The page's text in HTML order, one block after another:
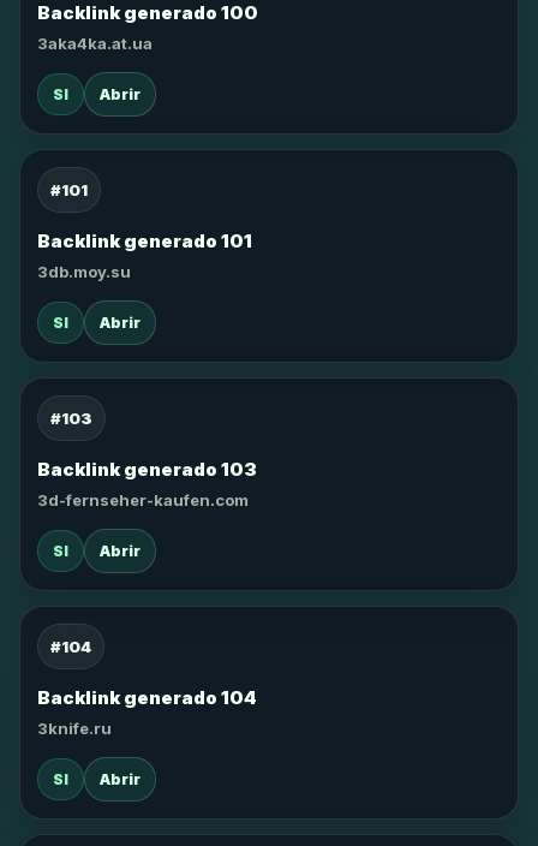
Backlink generado 100
3aka4ka.at.ua
SI Abrir
#101
Backlink generado 101
3db.moy.su
SI Abrir
#103
Backlink generado 103
3d-fernseher-kaufen.com
SI Abrir
#104
Backlink generado 104
3knife.ru
SI Abrir